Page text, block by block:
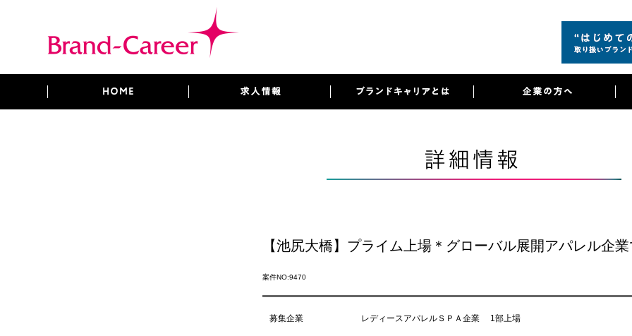
【池尻大橋】プライム上場＊グローバル展開アパレル企
案件NO:9470
募集企業 レディースアパレルＳＰＡ企業 1部上場